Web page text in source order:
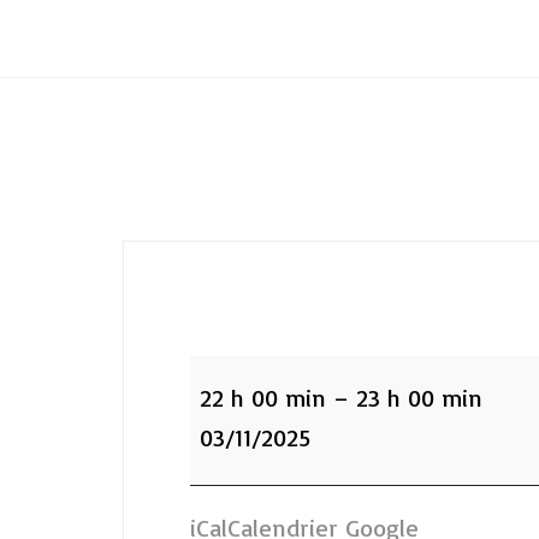
Plongée
22 h 00 min – 23 h 00 min
03/11/2025
iCalCalendrier Google